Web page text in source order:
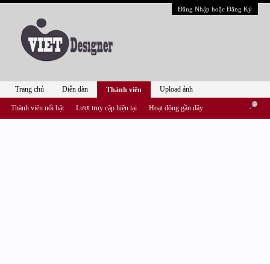
Đăng Nhập hoặc Đăng Ký
Trang chủ Diễn đàn Thành viên
Thành viên nổi bật Lượt truy cập hiện tại Hoạt động gần đây
Upload ảnh